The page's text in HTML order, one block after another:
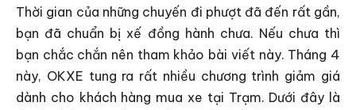
Thời gian của những chuyến đi phượt đã đến rất gần,
bạn đã chuẩn bị xế đồng hành chưa. Nếu chưa thì
bạn chắc chắn nên tham khảo bài viết này. Tháng 4
này, OKXE tung ra rất nhiều chương trình giảm giá
dành cho khách hàng mua xe tại Trạm. Dưới đây là